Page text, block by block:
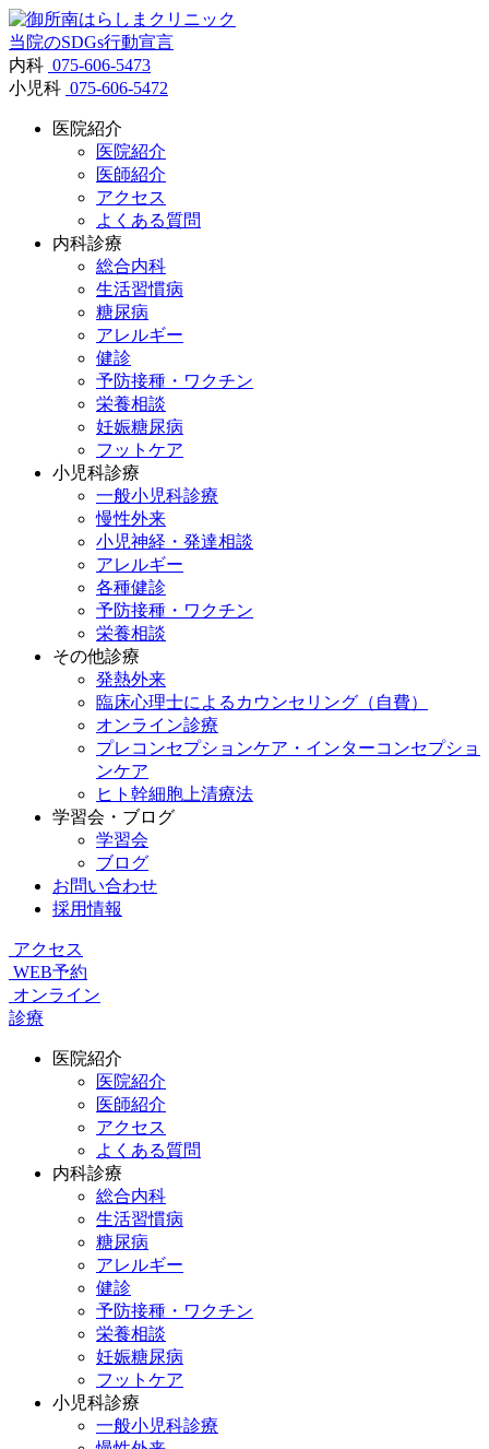
当院のSDGs行動宣言
内科 075-606-5473
小児科 075-606-5472
医院紹介
医院紹介
医師紹介
アクセス
よくある質問
内科診療
総合内科
生活習慣病
糖尿病
アレルギー
健診
予防接種・ワクチン
栄養相談
妊娠糖尿病
フットケア
小児科診療
一般小児科診療
慢性外来
小児神経・発達相談
アレルギー
各種健診
予防接種・ワクチン
栄養相談
その他診療
発熱外来
臨床心理士によるカウンセリング（自費）
オンライン診療
プレコンセプションケア・インターコンセプショ
ンケア
ヒト幹細胞上清療法
学習会・ブログ
学習会
ブログ
お問い合わせ
採用情報
アクセス
WEB予約
オンライン
診療
医院紹介
医院紹介
医師紹介
アクセス
よくある質問
内科診療
総合内科
生活習慣病
糖尿病
アレルギー
健診
予防接種・ワクチン
栄養相談
妊娠糖尿病
フットケア
小児科診療
一般小児科診療